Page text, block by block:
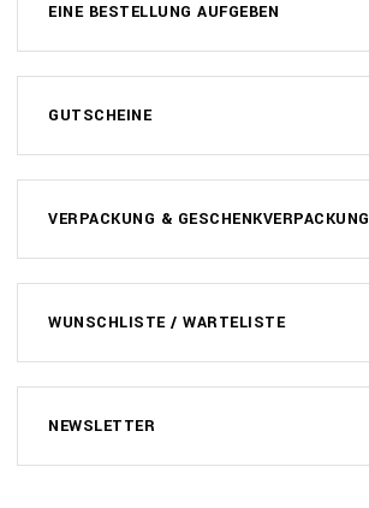
EINE BESTELLUNG AUFGEBEN
GUTSCHEINE
VERPACKUNG & GESCHENKVERPACKUNG
WUNSCHLISTE / WARTELISTE
NEWSLETTER